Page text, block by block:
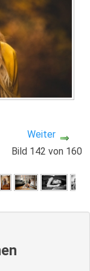
Weiter
Bild 142 von 160